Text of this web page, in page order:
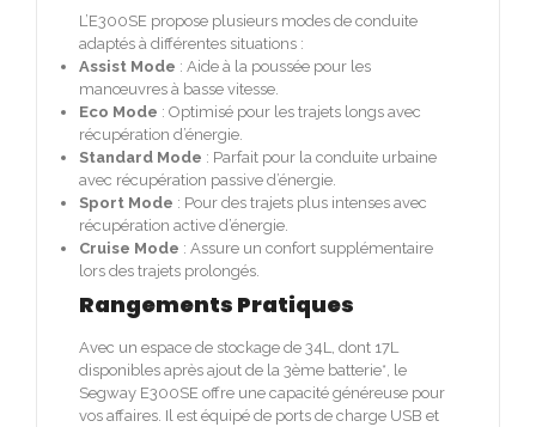
L’E300SE propose plusieurs modes de conduite
adaptés à différentes situations :
Assist Mode : Aide à la poussée pour les
manœuvres à basse vitesse.
Eco Mode : Optimisé pour les trajets longs avec
récupération d’énergie.
Standard Mode : Parfait pour la conduite urbaine
avec récupération passive d’énergie.
Sport Mode : Pour des trajets plus intenses avec
récupération active d’énergie.
Cruise Mode : Assure un confort supplémentaire
lors des trajets prolongés.
Rangements Pratiques
Avec un espace de stockage de 34L, dont 17L
disponibles après ajout de la 3ème batterie*, le
Segway E300SE offre une capacité généreuse pour
vos affaires. Il est équipé de ports de charge USB et